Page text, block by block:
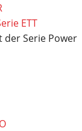
ETT
der Serie Power